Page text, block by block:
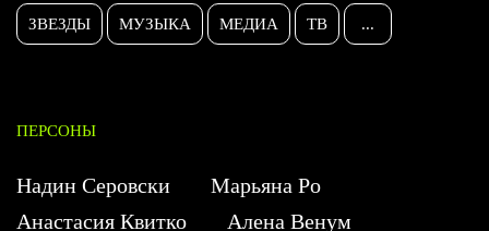
ЗВЕЗДЫ МУЗЫКА МЕДИА ТВ ...
ПЕРСОНЫ
Надин Серовски
Марьяна Ро
Анастасия Квитко
Алена Венум